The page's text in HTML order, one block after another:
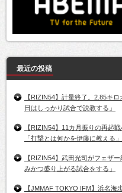
最近の投稿
【RIZIN54】計量終了。2.85キ
日はしっかり試合で説教する」
【RIZIN54】11カ月振りの再起
「打撃とは何かを伊藤に教える」
【RIZIN54】武田光司がフェザ
みかつ盛り上がる試合をする」
【JMMAF TOKYO IFM】浜名